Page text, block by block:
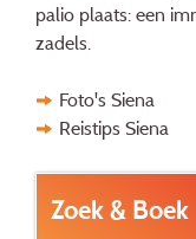
palio plaats: een
zadels.
Foto's Siena
Reistips Siena
Zoek & Boek